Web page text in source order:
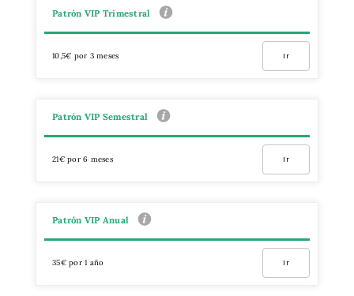
Patrón VIP Trimestral
10,5€ por 3 meses Ir
Patrón VIP Semestral
21€ por 6 meses Ir
Patrón VIP Anual
35€ por 1 año Ir